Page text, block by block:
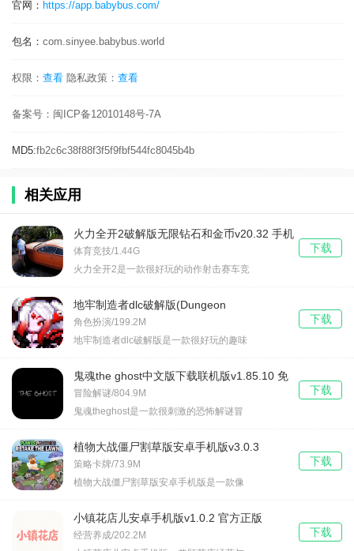
官网： https://app.babybus.com/
包名： com.sinyee.babybus.world
权限： 查看 隐私政策： 查看
备案号： 闽ICP备12010148号-7A
MD5:fb2c6c38f88f3f5f9fbf544fc8045b4b
相关应用
火力全开2破解版无限钻石和金币v20.32 手机
版
体育竞技/1.44G
火力全开2是一款很好玩的动作射击赛车竞
下载
地牢制造者dlc破解版(Dungeon
Maker)v1.11.32
角色扮演/199.2M
地牢制造者dlc破解版是一款很好玩的趣味
下载
鬼魂the ghost中文版下载联机版v1.85.10 免
费版
冒险解谜/804.9M
鬼魂theghost是一款很刺激的恐怖解谜冒
下载
植物大战僵尸割草版安卓手机版v3.0.3
策略卡牌/73.9M
植物大战僵尸割草版安卓手机版是一款像
下载
小镇花店儿安卓手机版v1.0.2 官方正版
经营养成/202.2M
下载